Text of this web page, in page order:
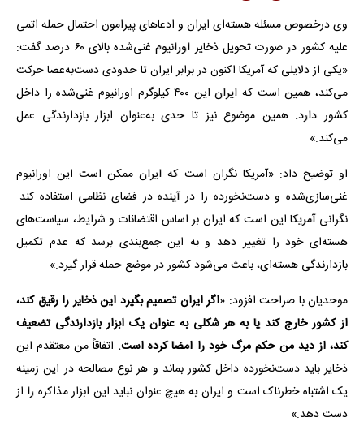
وی درخصوص مسئله هسته‌ای ایران و ادعاهای پیرامون احتمال حمله اتمی
علیه کشور در صورت تحویل ذخایر اورانیوم غنی‌شده بالای ۶۰ درصد گفت:
«یکی از دلایلی که آمریکا اکنون در برابر ایران تا حدودی دست‌به‌عصا حرکت
می‌کند، همین است که ایران این ۴۰۰ کیلوگرم اورانیوم غنی‌شده را داخل
کشور دارد. همین موضوع نیز تا حدی به‌عنوان ابزار بازدارندگی عمل
می‌کند.»
او توضیح داد: «آمریکا نگران است که ایران ممکن است این اورانیوم
غنی‌سازی‌شده و دست‌نخورده را در آینده در فضای نظامی استفاده کند.
نگرانی آمریکا این است که ایران بر اساس اقتضائات و شرایط، سیاست‌های
هسته‌ای خود را تغییر دهد و به این جمع‌بندی برسد که عدم تکمیل
بازدارندگی هسته‌ای، باعث می‌شود کشور در موضع حمله قرار گیرد.»
موحدیان با صراحت افزود: «اگر ایران تصمیم بگیرد این ذخایر را رقیق کند،
از کشور خارج کند یا به هر شکلی به عنوان یک ابزار بازدارندگی تضعیف
کند، از دید من حکم مرگ خود را امضا کرده است. اتفاقاً من معتقدم این
ذخایر باید دست‌نخورده داخل کشور بماند و هر نوع مصالحه در این زمینه
یک اشتباه خطرناک است و ایران به هیچ عنوان نباید این ابزار مذاکره را از
دست دهد.»